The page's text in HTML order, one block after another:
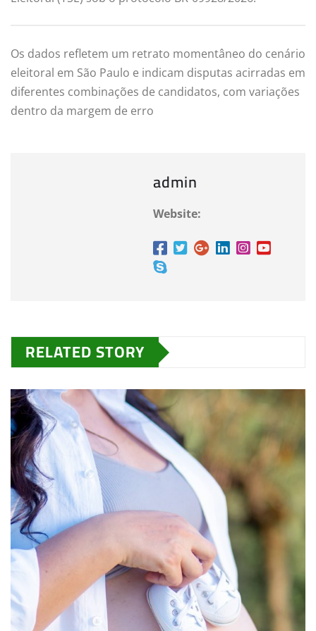
Os dados refletem um retrato momentâneo do cenário
eleitoral em São Paulo e indicam disputas acirradas em
diferentes combinações de candidatos, com variações
dentro da margem de erro
admin
Website:
RELATED STORY